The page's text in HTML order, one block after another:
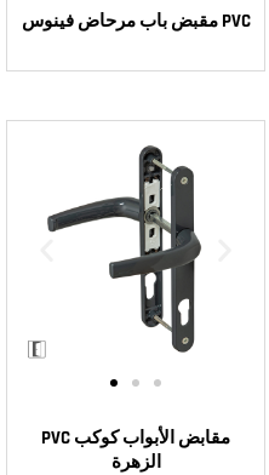
مقبض باب مرحاض فينوس PVC
PVC مقابض الأبواب كوكب
الزهرة